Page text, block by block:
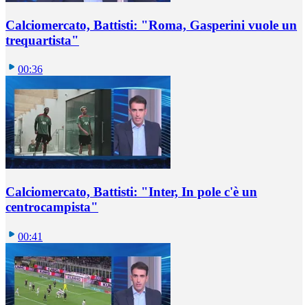
Calciomercato, Battisti: "Roma, Gasperini vuole un
trequartista"
00:36
Calciomercato, Battisti: "Inter, In pole c'è un
centrocampista"
00:41